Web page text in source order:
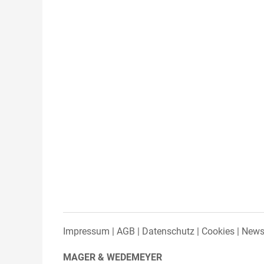
Impressum AGB Datenschutz Cookies
MAGER & WEDEMEYER